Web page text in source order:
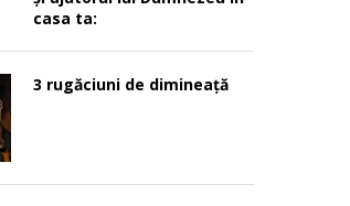
casa ta:
3 rugăciuni de dimineață